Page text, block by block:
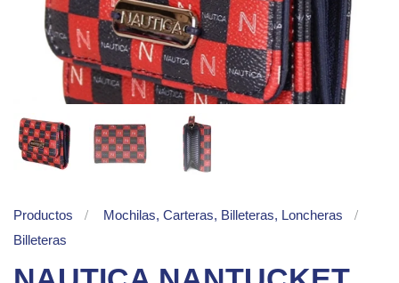
Productos
Mochilas, Carteras, Billeteras, Loncheras
Billeteras